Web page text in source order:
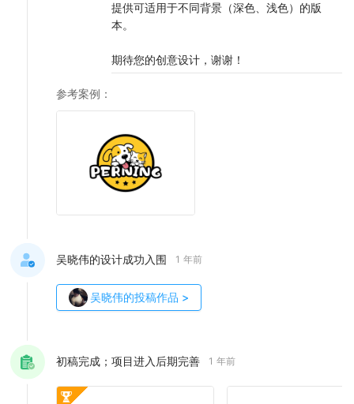
提供可适用于不同背景（深色、浅色）的版
本。
期待您的创意设计，谢谢！
参考案例 ：
吴晓伟的设计成功入围 1 年前
吴晓伟的投稿作品 >
初稿完成；项目进入后期完善 1 年前